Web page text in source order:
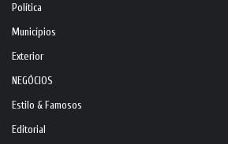
Política
Municípios
Exterior
NEGÓCIOS
Estilo & Famosos
Editorial